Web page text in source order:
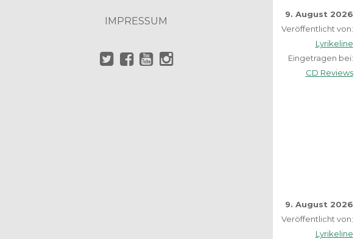
IMPRESSUM
9. August 2026
Veröffentlicht von:
Lyrikeline
Eingetragen bei:
CD Reviews
9. August 2026
Veröffentlicht von:
Lyrikeline